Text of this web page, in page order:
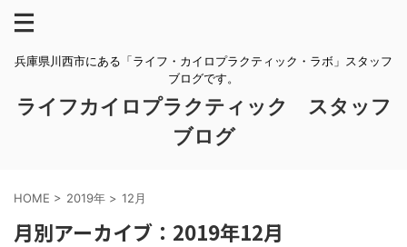
兵庫県川西市にある「ライフ・カイロプラクティック・ラボ」スタッフ
ブログです。
ライフカイロプラクティック スタッフ
ブログ
HOME > 2019年 > 12月
月別アーカイブ：2019年12月